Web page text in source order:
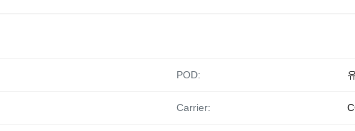
POD:
Carrier: